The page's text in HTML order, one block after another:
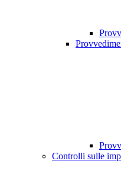
Controlli sulle